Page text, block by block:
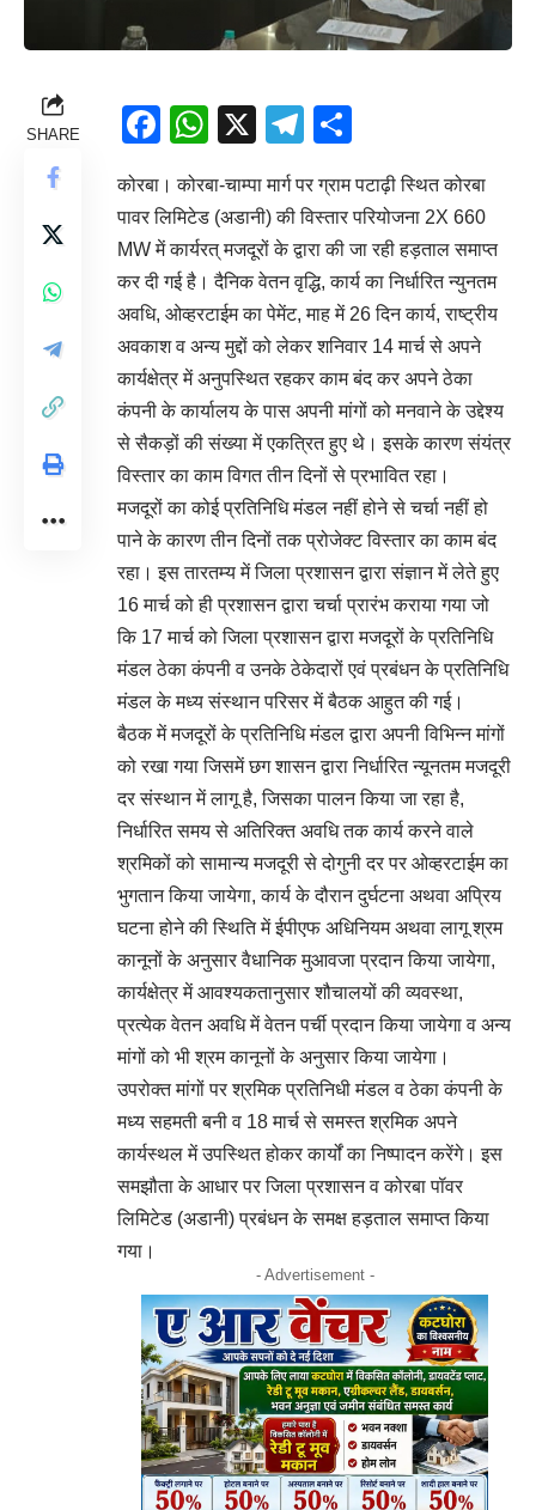
SHARE Facebook
WhatsApp
X Telegram
कोरबा। कोरबा-चाम्पा मार्ग पर ग्राम पटाढ़ी स्थित कोरबा
पावर लिमिटेड (अडानी) की विस्तार परियोजना 2X 660
MW में कार्यरत् मजदूरों के द्वारा की जा रही हड़ताल समाप्त
कर दी गई है। दैनिक वेतन वृद्धि, कार्य का निर्धारित न्युनतम
अवधि, ओव्हरटाईम का पेमेंट, माह में 26 दिन कार्य, राष्ट्रीय
अवकाश व अन्य मुद्दों को लेकर शनिवार 14 मार्च से अपने
कार्यक्षेत्र में अनुपस्थित रहकर काम बंद कर अपने ठेका
कंपनी के कार्यालय के पास अपनी मांगों को मनवाने के उद्देश्य
से सैकड़ों की संख्या में एकत्रित हुए थे। इसके कारण संयंत्र
विस्तार का काम विगत तीन दिनों से प्रभावित रहा।
मजदूरों का कोई प्रतिनिधि मंडल नहीं होने से चर्चा नहीं हो
पाने के कारण तीन दिनों तक प्रोजेक्ट विस्तार का काम बंद
रहा। इस तारतम्य में जिला प्रशासन द्वारा संज्ञान में लेते हुए
16 मार्च को ही प्रशासन द्वारा चर्चा प्रारंभ कराया गया जो
कि 17 मार्च को जिला प्रशासन द्वारा मजदूरों के प्रतिनिधि
मंडल ठेका कंपनी व उनके ठेकेदारों एवं प्रबंधन के प्रतिनिधि
मंडल के मध्य संस्थान परिसर में बैठक आहुत की गई।
बैठक में मजदूरों के प्रतिनिधि मंडल द्वारा अपनी विभिन्न मांगों
को रखा गया जिसमें छग शासन द्वारा निर्धारित न्यूनतम मजदूरी
दर संस्थान में लागू है, जिसका पालन किया जा रहा है,
निर्धारित समय से अतिरिक्त अवधि तक कार्य करने वाले
श्रमिकों को सामान्य मजदूरी से दोगुनी दर पर ओव्हरटाईम का
भुगतान किया जायेगा, कार्य के दौरान दुर्घटना अथवा अप्रिय
घटना होने की स्थिति में ईपीएफ अधिनियम अथवा लागू श्रम
कानूनों के अनुसार वैधानिक मुआवजा प्रदान किया जायेगा,
कार्यक्षेत्र में आवश्यकतानुसार शौचालयों की व्यवस्था,
प्रत्येक वेतन अवधि में वेतन पर्ची प्रदान किया जायेगा व अन्य
मांगों को भी श्रम कानूनों के अनुसार किया जायेगा।
उपरोक्त मांगों पर श्रमिक प्रतिनिधी मंडल व ठेका कंपनी के
मध्य सहमती बनी व 18 मार्च से समस्त श्रमिक अपने
कार्यस्थल में उपस्थित होकर कार्यों का निष्पादन करेंगे। इस
समझौता के आधार पर जिला प्रशासन व कोरबा पॉवर
लिमिटेड (अडानी) प्रबंधन के समक्ष हड़ताल समाप्त किया
गया।
- Advertisement -